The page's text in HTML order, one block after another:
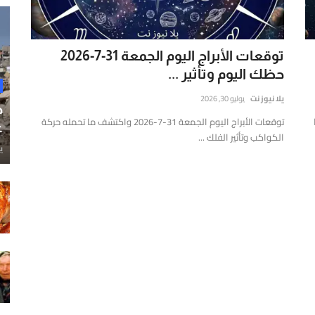
توقعات الأبراج اليوم الجمعة 31-7-2026
حظك اليوم وتأثير ...
يلا نيوز نت يوليو 30, 2026
توقعات الأبراج اليوم الجمعة 31-7-2026 واكتشف ما تحمله حركة
الكواكب وتأثير الفلك ...